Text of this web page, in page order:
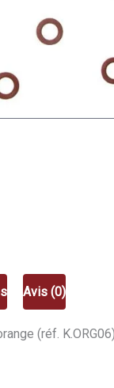
Avis (0)
(réf.